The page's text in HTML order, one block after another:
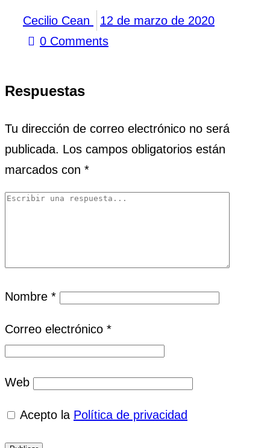
Cecilio Cean
12 de marzo de 2020
0 Comments
Respuestas
Tu dirección de correo electrónico no será
publicada. Los campos obligatorios están
marcados con *
Nombre *
Correo electrónico *
Web
Acepto la Política de privacidad